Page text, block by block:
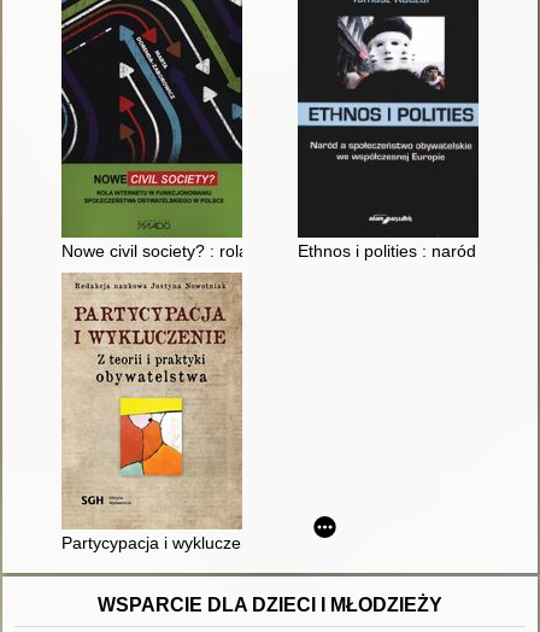
Nowe civil society? : rola Internetu w funkcjonowaniu
Ethnos i polities : naród a
Partycypacja i wykluczenie : z teorii i praktyki obywatelstwa
WSPARCIE DLA DZIECI I MŁODZIEŻY